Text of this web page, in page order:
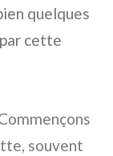
quelques
cette
souvent